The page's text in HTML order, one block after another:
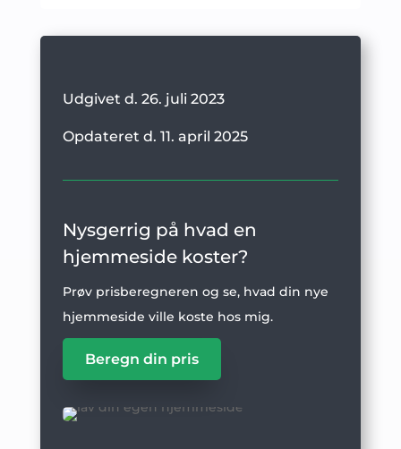
Udgivet d. 26. juli 2023
Opdateret d. 11. april 2025
Nysgerrig på hvad en
hjemmeside koster?
Prøv prisberegneren og se, hvad din nye
hjemmeside ville koste hos mig.
Beregn din pris